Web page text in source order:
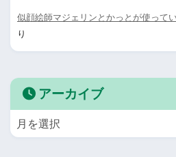
似顔絵師マジェリンとかっとが使って
り
アーカイブ